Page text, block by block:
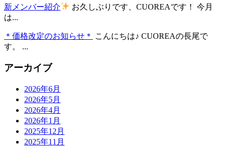
新メンバー紹介
お久しぶりです、CUOREAです！ 今月
は...
＊価格改定のお知らせ＊
こんにちは♪ CUOREAの長尾で
す。 ...
アーカイブ
2026年6月
2026年5月
2026年4月
2026年1月
2025年12月
2025年11月